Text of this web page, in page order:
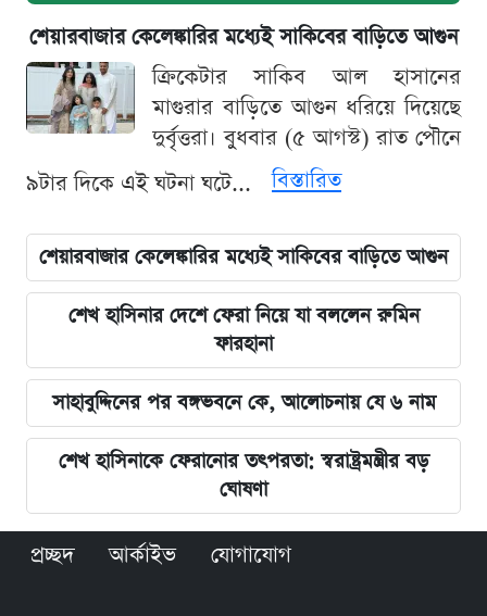
শেয়ারবাজার কেলেঙ্কারির মধ্যেই সাকিবের বাড়িতে আগুন
ক্রিকেটার সাকিব আল হাসানের
মাগুরার বাড়িতে আগুন ধরিয়ে দিয়েছে
দুর্বৃত্তরা। বুধবার (৫ আগস্ট) রাত পৌনে
৯টার দিকে এই ঘটনা ঘটে...
বিস্তারিত
শেয়ারবাজার কেলেঙ্কারির মধ্যেই সাকিবের বাড়িতে আগুন
শেখ হাসিনার দেশে ফেরা নিয়ে যা বললেন রুমিন
ফারহানা
সাহাবুদ্দিনের পর বঙ্গভবনে কে, আলোচনায় যে ৬ নাম
শেখ হাসিনাকে ফেরানোর তৎপরতা: স্বরাষ্ট্রমন্ত্রীর বড়
ঘোষণা
প্রচ্ছদ আর্কাইভ যোগাযোগ